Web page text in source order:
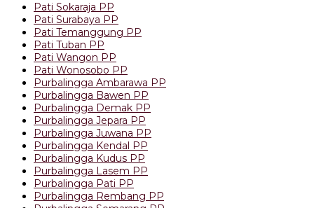
Pati Sokaraja PP
Pati Surabaya PP
Pati Temanggung PP
Pati Tuban PP
Pati Wangon PP
Pati Wonosobo PP
Purbalingga Ambarawa PP
Purbalingga Bawen PP
Purbalingga Demak PP
Purbalingga Jepara PP
Purbalingga Juwana PP
Purbalingga Kendal PP
Purbalingga Kudus PP
Purbalingga Lasem PP
Purbalingga Pati PP
Purbalingga Rembang PP